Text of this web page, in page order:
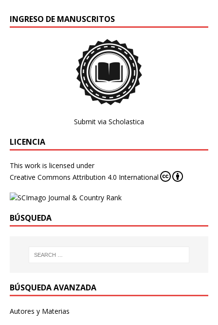
INGRESO DE MANUSCRITOS
Submit via Scholastica
LICENCIA
This work is licensed under
Creative Commons Attribution 4.0 International
BÚSQUEDA
BÚSQUEDA AVANZADA
Autores y Materias